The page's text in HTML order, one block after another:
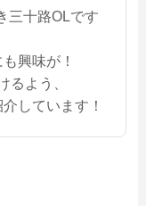
三十路OLです
興味が！
るよう、
しています！